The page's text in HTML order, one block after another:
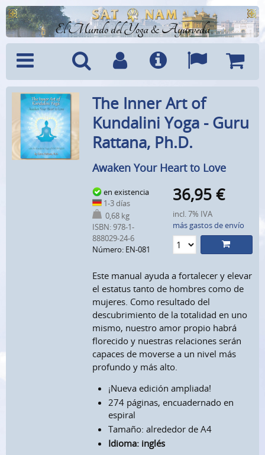
El Mundo del Yoga & Ayurveda
Menú Búsquedad
CuentaInfo Idiomas
The Inner Art of
Kundalini Yoga - Guru
Rattana, Ph.D.
Awaken Your Heart to Love
en existencia
1-3 días
0,68 kg
ISBN: 978-1-
888029-24-6
Número: EN-081
36,95 €
incl. 7% IVA
más gastos de envío
Este manual ayuda a fortalecer y elevar
el estatus tanto de hombres como de
mujeres. Como resultado del
descubrimiento de la totalidad en uno
mismo, nuestro amor propio habrá
florecido y nuestras relaciones serán
capaces de moverse a un nivel más
profundo y más alto.
¡Nueva edición ampliada!
274 páginas, encuadernado en
espiral
Tamaño: alrededor de A4
Idioma: inglés